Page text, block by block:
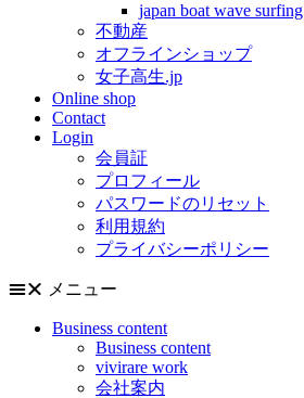
japan boat wave surfing
不動産
オフラインショップ
女子高生.jp
Online shop
Contact
Login
会員証
プロフィール
パスワードのリセット
利用規約
プライバシーポリシー
メニュー
Business content
Business content
vivirare work
会社案内